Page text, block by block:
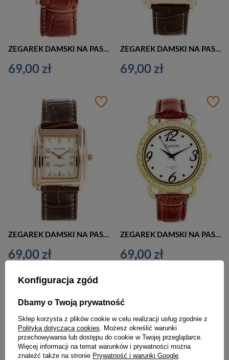
ZEGAREK DAMSKI NA PASKU KLASYCZNY EXTREIM EXT-Y018A-4A (zx660d)
69,00 zł
ZEGAREK DAMSKI NA PASKU KLASYCZNY EXTREIM EXT-Y019A-4A (zx659d)
69,00 zł
69,00 zł 69,00 zł
Konfiguracja zgód
Dbamy o Twoją prywatność
Sklep korzysta z plików cookie w celu realizacji usług zgodnie z
Polityką dotyczącą cookies . Możesz określić warunki
przechowywania lub dostępu do cookie w Twojej przeglądarce.
Więcej informacji na temat warunków i prywatności można
znaleźć także na stronie Prywatność i warunki Google